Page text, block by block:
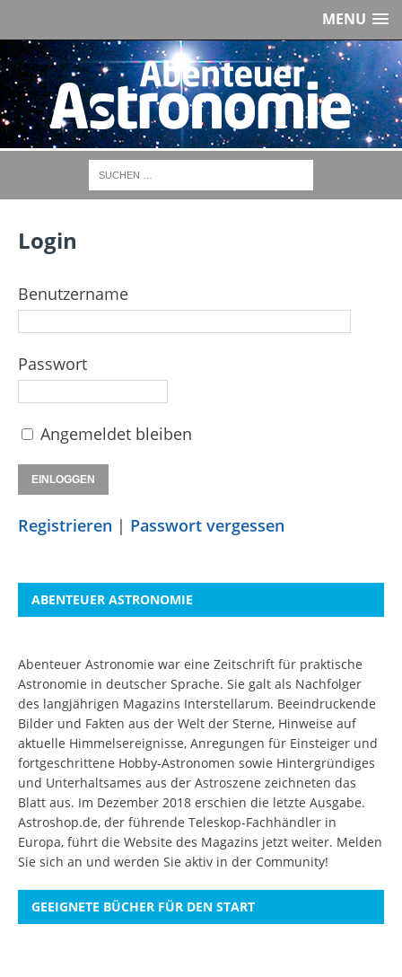
MENU
Login
Benutzername
Passwort
Angemeldet bleiben
Registrieren | Passwort vergessen
ABENTEUER ASTRONOMIE
Abenteuer Astronomie war eine Zeitschrift für praktische
Astronomie in deutscher Sprache. Sie galt als Nachfolger
des langjährigen Magazins Interstellarum. Beeindruckende
Bilder und Fakten aus der Welt der Sterne, Hinweise auf
aktuelle Himmelsereignisse, Anregungen für Einsteiger und
fortgeschrittene Hobby-Astronomen sowie Hintergründiges
und Unterhaltsames aus der Astroszene zeichneten das
Blatt aus. Im Dezember 2018 erschien die letzte Ausgabe.
Astroshop.de, der führende Teleskop-Fachhändler in
Europa, führt die Website des Magazins jetzt weiter. Melden
Sie sich an und werden Sie aktiv in der Community!
GEEIGNETE BÜCHER FÜR DEN START